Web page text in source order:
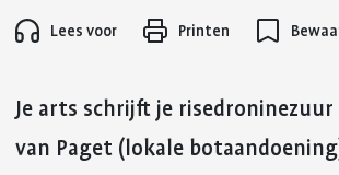
Vormen van
Lees voor Printen
Je arts schrijft je
van Paget (lokale